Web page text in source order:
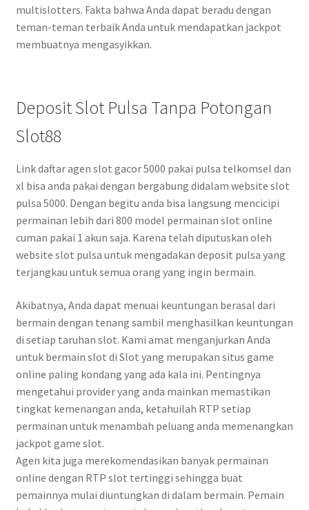
multislotters. Fakta bahwa Anda dapat beradu dengan
teman-teman terbaik Anda untuk mendapatkan jackpot
membuatnya mengasyikkan.
Deposit Slot Pulsa Tanpa Potongan
Slot88
Link daftar agen slot gacor 5000 pakai pulsa telkomsel dan
xl bisa anda pakai dengan bergabung didalam website slot
pulsa 5000. Dengan begitu anda bisa langsung mencicipi
permainan lebih dari 800 model permainan slot online
cuman pakai 1 akun saja. Karena telah diputuskan oleh
website slot pulsa untuk mengadakan deposit pulsa yang
terjangkau untuk semua orang yang ingin bermain.
Akibatnya, Anda dapat menuai keuntungan berasal dari
bermain dengan tenang sambil menghasilkan keuntungan
di setiap taruhan slot. Kami amat menganjurkan Anda
untuk bermain slot di Slot yang merupakan situs game
online paling kondang yang ada kala ini. Pentingnya
mengetahui provider yang anda mainkan memastikan
tingkat kemenangan anda, ketahuilah RTP setiap
permainan untuk menambah peluang anda memenangkan
jackpot game slot.
Agen kita juga merekomendasikan banyak permainan
online dengan RTP slot tertinggi sehingga buat
pemainnya mulai diuntungkan di dalam bermain. Pemain